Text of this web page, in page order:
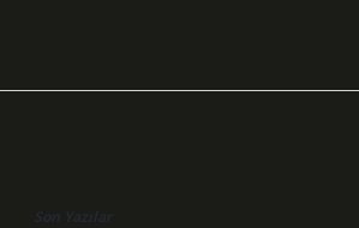
Son Yazılar